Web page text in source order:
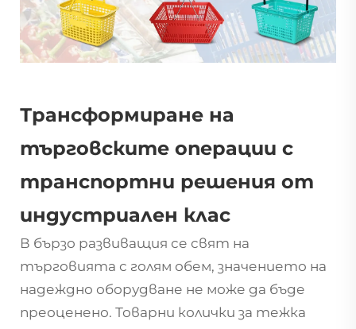
Трансформиране на
търговските операции с
транспортни решения от
индустриален клас
В бързо развиващия се свят на
търговията с голям обем, значението на
надеждно оборудване не може да бъде
преоценено. Товарни колички за тежка